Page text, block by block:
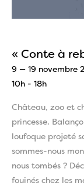
« Conte à
9 — 19 novembre
10h - 18h
Château, zoo et
princesse.
loufoque projeté
sommes-nous
nous tombés ?
fouinés chez les